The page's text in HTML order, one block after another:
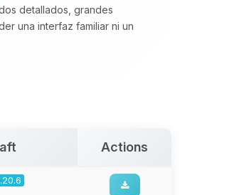
detallados, grandes
una interfaz familiar ni un
Actions